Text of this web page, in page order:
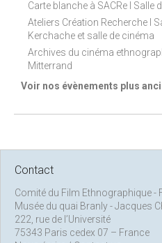
Carte blanche à SACRe I Salle
Ateliers Création Recherche I
Kerchache et salle de cinéma
Archives du cinéma
Mitterrand
Voir nos évènements plus
Contact
Comité du Film Ethnographique -
Musée du quai Branly - Jacques
222, rue de l’Université
75343 Paris cedex 07 – France